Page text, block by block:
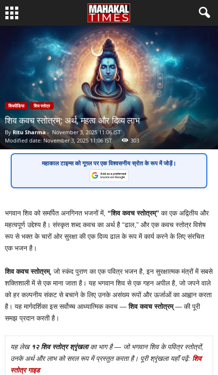
शिवपीडिया शिव स्तोत्र
शिव कवच स्तोत्रम्: अर्थ, महत्व और दिव्य लाभ
By Ritu Sharma- November 3, 2025 11:06 IST
Modified date: November 3, 2025 11:06 IST
303
महाकाल टाइम्सको गूगल पर एकविश्वसनीय स्रोतके रूप में जोड़ें।
भगवान शिव को समर्पित अनगिनत भजनों में, “शिव कवच स्तोत्रम्” का एक अद्वितीय और
महत्वपूर्ण उद्देश्य है। संस्कृत शब्द कवच का अर्थ है “ढाल,” और एक कवच स्तोत्र विशेष
रूप से भक्त के चारों ओर सुरक्षा की एक दिव्य ढाल के रूप में कार्य करने के लिए संरचित
एक भजन है।
शिव कवच स्तोत्रम्, जो स्कंद पुराण का एक पवित्र भजन है, इन सुरक्षात्मक मंत्रों में सबसे
शक्तिशाली में से एक माना जाता है। यह भगवान शिव से एक गहन अपील है, जो जपने वाले
को हर कल्पनीय संकट से बचाने के लिए उनके असंख्य रूपों और ऊर्जाओं का आह्वान करता
है। यह मार्गदर्शिका इस सर्वोच्च आध्यात्मिक कवच —शिव कवच स्तोत्रम्— की पूरी
समझ प्रदान करती है।
यह लेख १२ शिव स्तोत्र श्रृंखलाका भाग है — जो भगवान शिव के पवित्र स्तोत्रों,
उनके अर्थ और लाभ को सरल रूप में प्रस्तुत करता है। पूरी श्रृंखला यहाँ पढ़ें: शिव
स्तोत्र गाइड